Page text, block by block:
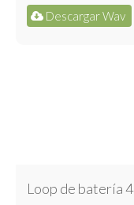
Descargar Wav
Loop de batería 4